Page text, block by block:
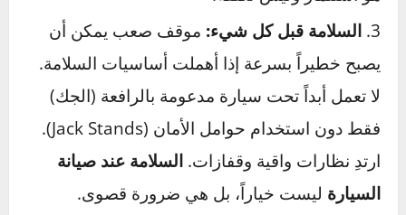
غير فعال، بل هو أسرع طريق لإتلاف رأس المسمار
أو الصمولة، مما يجعل إزالتهما شبه مستحيلة.
امتلاك أدوات صيانة السيارات الأساسيةالمناسبة
هو استثمار وليس تكلفة.
السلامة قبل كل شيء:موقف صعب يمكن أن
يصبح خطيراً بسرعة إذا أهملت أساسيات السلامة.